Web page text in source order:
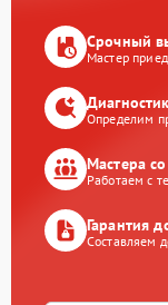
Срочный
Мастер
Определим
Мастера
Работаем с
Гарантия
Составляем